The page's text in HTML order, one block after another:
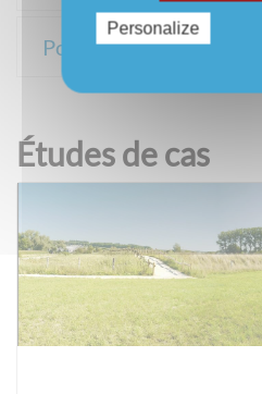
Pour plus d'informations
Études de cas
Personalize